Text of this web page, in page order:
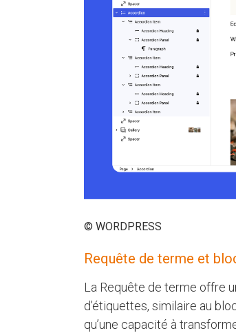
© WORDPRESS
Requête de terme et
La Requête de terme offre
d’étiquettes, similaire au
qu’une capacité à